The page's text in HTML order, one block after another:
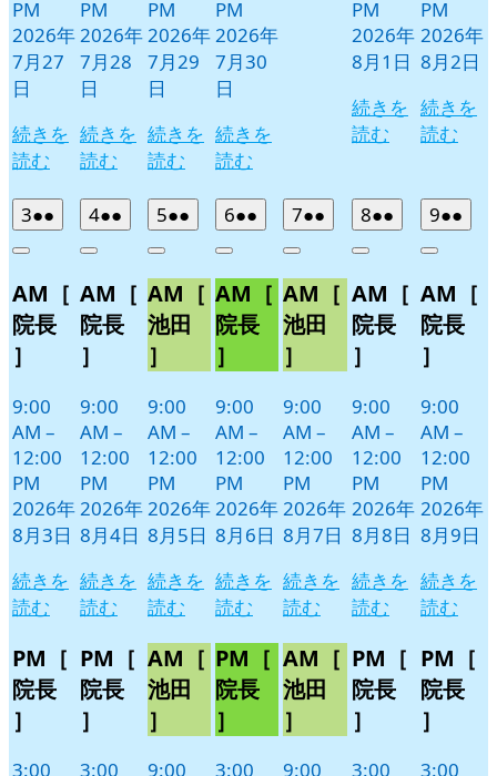
PM
2026年
7月27
日
続きを
読む
PM
2026年
7月28
日
続きを
読む
PM
2026年
7月29
日
続きを
読む
PM
2026年
7月30
日
続きを
読む
PM
2026年
8月1日
続きを
読む
PM
2026年
8月2日
続きを
読む
32026
年
月
3
日
●●
件
イ
ベ
Close
AM［
院長
］
9:00
AM –
12:00
PM
2026年
8月3日
続きを
読む
PM［
院長
］
3:00
42026
年
月
4
日
●●
件
イ
ベ
Close
AM［
院長
］
9:00
AM –
12:00
PM
2026年
8月4日
続きを
読む
PM［
院長
］
3:00
52026
年
月
5
日
●●
件
イ
ベ
ト)
Close
AM［
池田
］
9:00
AM –
12:00
PM
2026年
8月5日
続きを
読む
AM［
池田
］
9:00
62026
年
月
6
日
●●
件
イ
ベ
ト)
Close
AM［
院長
］
9:00
AM –
12:00
PM
2026年
8月6日
続きを
読む
PM［
院長
］
3:00
72026
年
月
7
日
●●
件
イ
ベ
ト)
Close
AM［
池田
］
9:00
AM –
12:00
PM
2026年
8月7日
続きを
読む
AM［
池田
］
9:00
82026
年
月
8
日
●●
件
イ
ベ
Close
AM［
院長
］
9:00
AM –
12:00
PM
2026年
8月8日
続きを
読む
PM［
院長
］
3:00
92026
年
月
9
日
●●
件
イ
ベ
Close
AM［
院長
］
9:00
AM –
12:00
PM
2026年
8月9日
続きを
読む
PM［
院長
］
3:00